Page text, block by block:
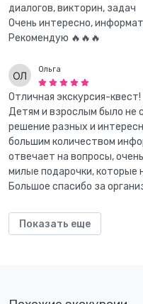
диалогов, викторин, задач
Очень интересно,
Рекомендую 🔥🔥🔥
Ольга
Отличная экскурсия-
Детям и взрослым было не
решение разных и
большим количеством
отвечает на вопросы,
милые подарочки, которые
Большое спасибо за
Показать еще